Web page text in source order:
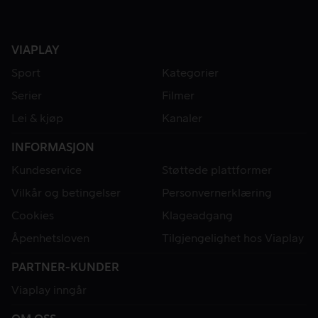
VIAPLAY
Sport
Kategorier
Serier
Filmer
Lei & kjøp
Kanaler
INFORMASJON
Kundeservice
Støttede plattformer
Vilkår og betingelser
Personvernerklæring
Cookies
Klageadgang
Åpenhetsloven
Tilgjengelighet hos Viaplay
PARTNER-KUNDER
Viaplay inngår